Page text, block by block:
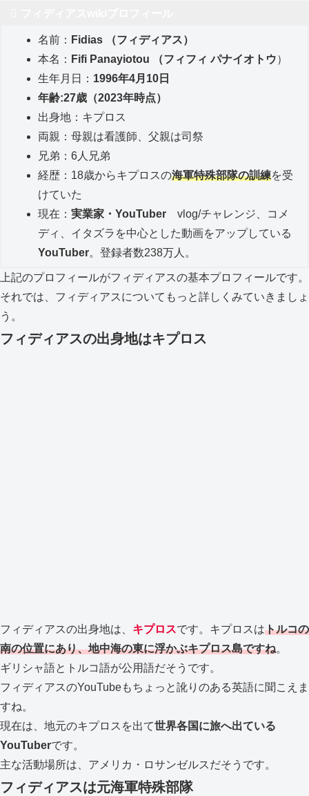
名前： Fidias （フィディアス）
本名： Fifi Panayiotou （フィフィ パナイオトウ）
生年月日： 1996年4月10日
年齢:27歳（2023年時点）
出身地：キプロス
両親：母親は看護師、父親は司祭
兄弟：6人兄弟
経歴：18歳からキプロスの海軍特殊部隊の訓練を受
けていた
現在： 実業家・YouTubervlog/チャレンジ、コメ
ディ、イタズラを中心とした動画をアップしている
YouTuber。登録者数238万人。
上記のプロフィールがフィディアスの基本プロフィールです。
それでは、フィディアスについてもっと詳しくみていきましょ
う。
フィディアスの出身地はキプロス
フィディアスの出身地は、 キプロスです。キプロスはトルコの
南の位置にあり、地中海の東に浮かぶキプロス島ですね。
ギリシャ語とトルコ語が公用語だそうです。
フィディアスのYouTubeもちょっと訛りのある英語に聞こえま
すね。
現在は、地元のキプロスを出て世界各国に旅へ出ている
YouTuberです。
主な活動場所は、アメリカ・ロサンゼルスだそうです。
フィディアスは元海軍特殊部隊